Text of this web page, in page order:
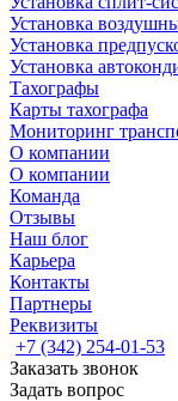
Установка
Установка
Установка
Тахографы
Карты тахографа
Мониторинг
О компании
О компании
Команда
Отзывы
Наш блог
Карьера
Контакты
Партнеры
Реквизиты
+7 (342) 254-01-53
Заказать звонок
Задать вопрос